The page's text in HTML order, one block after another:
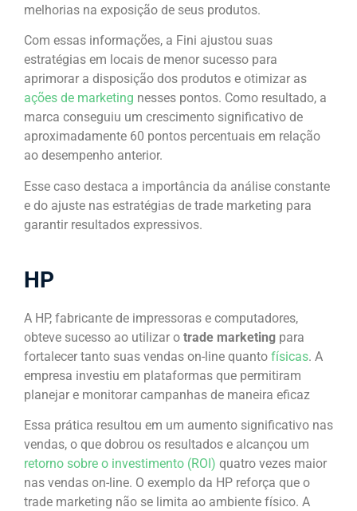
melhorias na exposição de seus produtos.
Com essas informações, a Fini ajustou suas
estratégias em locais de menor sucesso para
aprimorar a disposição dos produtos e otimizar as
ações de marketing nesses pontos. Como resultado, a
marca conseguiu um crescimento significativo de
aproximadamente 60 pontos percentuais em relação
ao desempenho anterior.
Esse caso destaca a importância da análise constante
e do ajuste nas estratégias de trade marketing para
garantir resultados expressivos.
HP
A HP, fabricante de impressoras e computadores,
obteve sucesso ao utilizar o trade marketing para
fortalecer tanto suas vendas on-line quanto físicas. A
empresa investiu em plataformas que permitiram
planejar e monitorar campanhas de maneira eficaz
Essa prática resultou em um aumento significativo nas
vendas, o que dobrou os resultados e alcançou um
retorno sobre o investimento (ROI) quatro vezes maior
nas vendas on-line. O exemplo da HP reforça que o
trade marketing não se limita ao ambiente físico. A